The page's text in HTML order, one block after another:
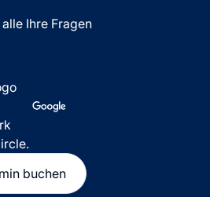
Ihre Fragen
buchen